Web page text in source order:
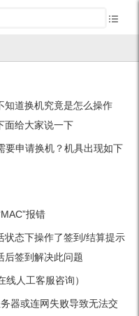
知道换机究竟是怎么操作
面给大家说一下
要申请换机？机具出现如下
报错
状态下操作了签到/结算提示
后签到解决此问题
人工客服咨询）
器或连网失败导致无法交